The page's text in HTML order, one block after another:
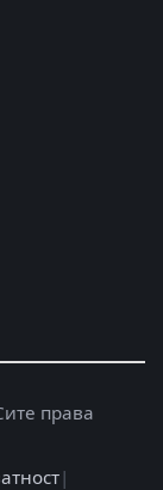
права
|